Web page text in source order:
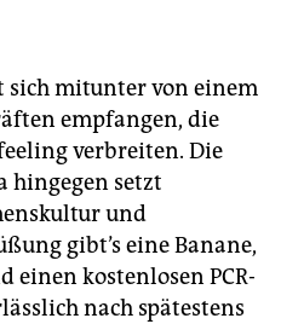
sich mitunter von einem
empfangen, die
verbreiten. Die
hingegen setzt
und
gibt’s eine Banane,
einen kostenlosen PCR-
nach spätestens